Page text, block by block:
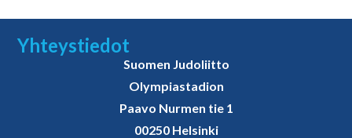
Yhteystiedot
Suomen Judoliitto
Olympiastadion
Paavo Nurmen tie 1
00250 Helsinki